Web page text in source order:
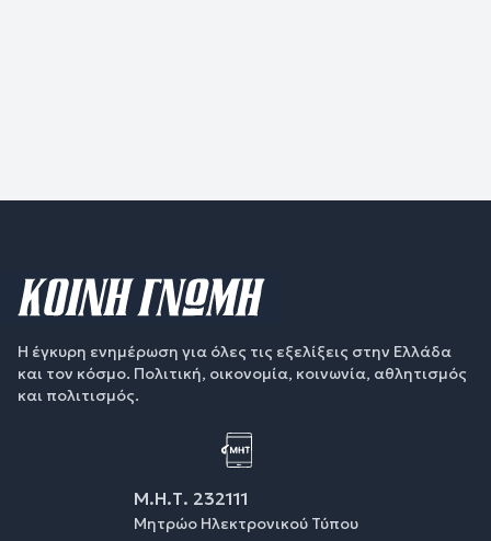
Η έγκυρη ενημέρωση για όλες τις εξελίξεις στην Ελλάδα
και τον κόσμο. Πολιτική, οικονομία, κοινωνία, αθλητισμός
και πολιτισμός.
Μ.Η.Τ. 232111
Μητρώο Ηλεκτρονικού Τύπου